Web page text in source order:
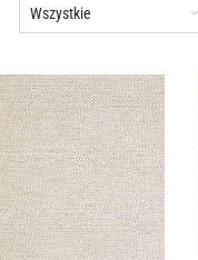
Wszystkie